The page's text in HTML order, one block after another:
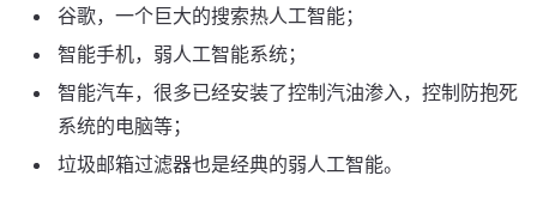
谷歌，一个巨大的搜索热人工智能；
智能手机，弱人工智能系统；
智能汽车，很多已经安装了控制汽油渗入，控制防抱死
系统的电脑等；
垃圾邮箱过滤器也是经典的弱人工智能。